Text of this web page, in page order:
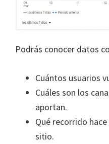
Podrás conocer datos
Cuántos usuarios
Cuáles son los
aportan.
Qué recorrido
sitio.